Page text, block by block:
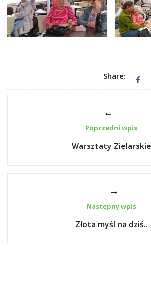
Share:
Poprzedni wpis
Warsztaty Zielarskie
Następny wpis
Złota myśl na dziś..